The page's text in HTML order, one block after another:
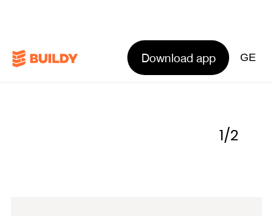
Download app GE
1/2